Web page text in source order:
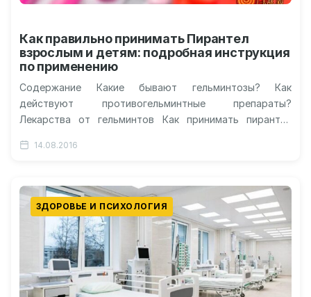
Как правильно принимать Пирантел
взрослым и детям: подробная инструкция
по применению
Содержание Какие бывают гельминтозы? Как
действуют противогельминтные препараты?
Лекарства от гельминтов Как принимать пирантел
Пирантел или декарис: что…
14.08.2016
ЗДОРОВЬЕ И ПСИХОЛОГИЯ